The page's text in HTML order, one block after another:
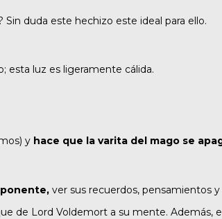
duda este hechizo este ideal para ello.
esta luz es ligeramente cálida.
y hace que la varita del mago se
ver sus recuerdos, pensamientos
de Lord Voldemort a su mente.